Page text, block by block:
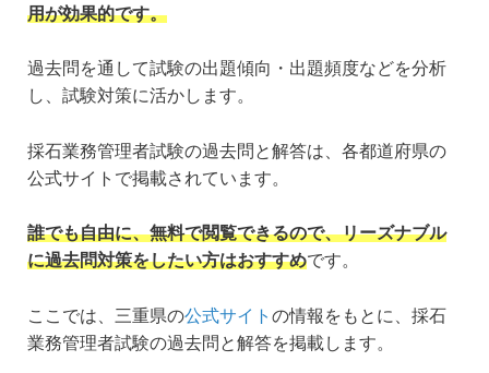
用が効果的です。
過去問を通して試験の出題傾向・出題頻度などを分析
し、試験対策に活かします。
採石業務管理者試験の過去問と解答は、各都道府県の
公式サイトで掲載されています。
誰でも自由に、無料で閲覧できるので、リーズナブル
に過去問対策をしたい方はおすすめです。
ここでは、三重県の公式サイト の情報をもとに、採石
業務管理者試験の過去問と解答を掲載します。